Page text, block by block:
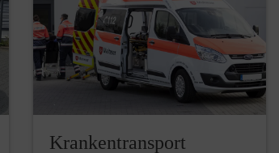
Krankentransport